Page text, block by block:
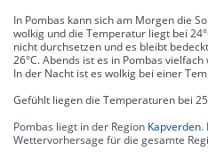
In Pombas kann sich am Morgen die
wolkig und die Temperatur liegt bei
nicht durchsetzen und es bleibt
26°C. Abends ist es in Pombas
In der Nacht ist es wolkig bei einer
Gefühlt liegen die Temperaturen bei 25
Pombas liegt in der Region Kapverden.
Wettervorhersage für die gesamte